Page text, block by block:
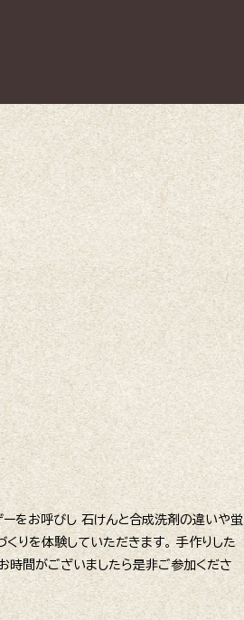
ーをお呼びし 石けんと合成洗剤の違いや蛍
りを体験していただきます。 手作りした
時間がございましたら是非ご参加くださ